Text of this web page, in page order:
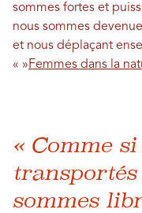
sommes fortes et
nous sommes
et nous déplaçant
« »Femmes dans la
« Comme
sommes